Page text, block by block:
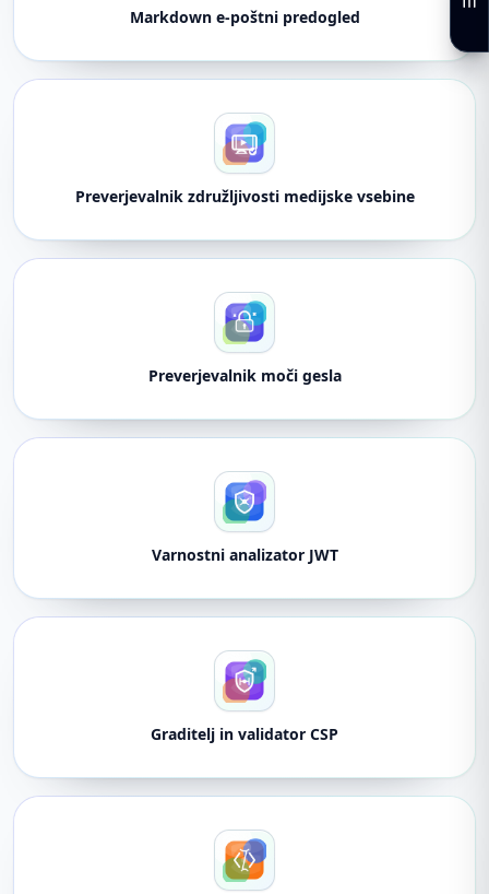
Markdown e-poštni predogled
Preverjevalnik združljivosti medijske vsebine
Preverjevalnik moči gesla
Varnostni analizator JWT
Graditelj in validator CSP